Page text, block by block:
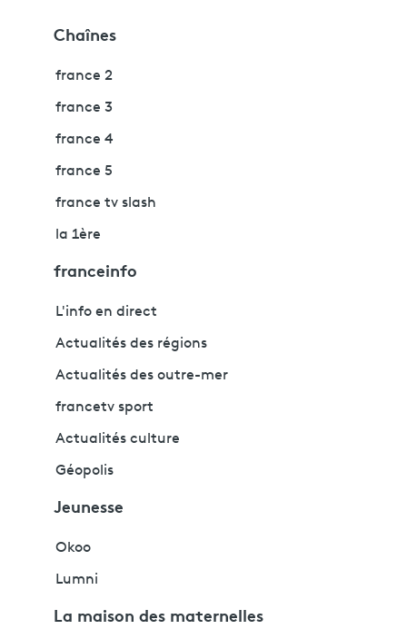
Chaînes
france 2
france 3
france 4
france 5
france tv slash
la 1ère
franceinfo
L'info en direct
Actualités des régions
Actualités des outre-mer
francetv sport
Actualités culture
Géopolis
Jeunesse
Okoo
Lumni
La maison des maternelles